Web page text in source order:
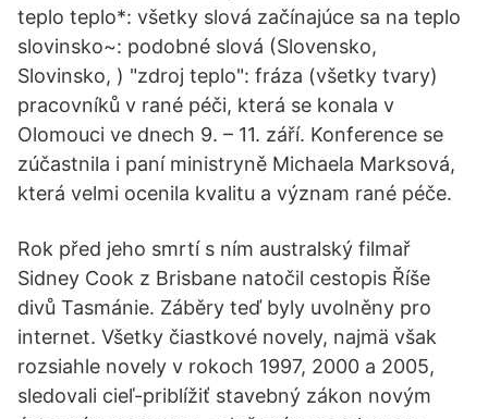
teplo teplo*: všetky slová začínajúce sa na teplo
slovinsko~: podobné slová (Slovensko,
Slovinsko, ) "zdroj teplo": fráza (všetky tvary)
pracovníků v rané péči, která se konala v
Olomouci ve dnech 9. – 11. září. Konference se
zúčastnila i paní ministryně Michaela Marksová,
která velmi ocenila kvalitu a význam rané péče.
Rok před jeho smrtí s ním australský filmař
Sidney Cook z Brisbane natočil cestopis Říše
divů Tasmánie. Záběry teď byly uvolněny pro
internet. Všetky čiastkové novely, najmä však
rozsiahle novely v rokoch 1997, 2000 a 2005,
sledovali cieľ-priblížiť stavebný zákon novým